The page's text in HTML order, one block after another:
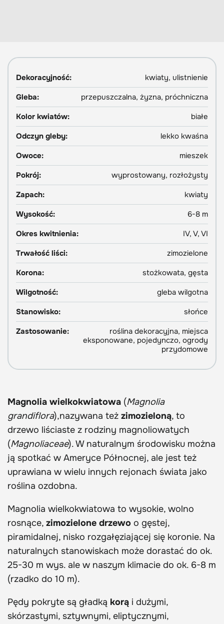
Dekoracyjność:
kwiaty, ulistnienie
Gleba:
przepuszczalna, żyzna, próchniczna
Kolor kwiatów:
białe
Odczyn gleby:
lekko kwaśna
Owoce:
mieszek
Pokrój:
wyprostowany, rozłożysty
Zapach:
kwiaty
Wysokość:
6-8 m
Okres kwitnienia:
IV, V, VI
Trwałość liści:
zimozielone
Korona:
stożkowata, gęsta
Wilgotność:
gleba wilgotna
Stanowisko:
słońce
Zastosowanie:
roślina dekoracyjna, miejsca
eksponowane, pojedynczo, ogrody
przydomowe
Magnolia wielkokwiatowa (Magnolia
grandiflora),nazywana też zimozieloną, to
drzewo liściaste z rodziny magnoliowatych
(Magnoliaceae). W naturalnym środowisku można
ją spotkać w Ameryce Północnej, ale jest też
uprawiana w wielu innych rejonach świata jako
roślina ozdobna.
Magnolia wielkokwiatowa to wysokie, wolno
rosnące, zimozielone drzewo o gęstej,
piramidalnej, nisko rozgałęziającej się koronie. Na
naturalnych stanowiskach może dorastać do ok.
25-30 m wys. ale w naszym klimacie do ok. 6-8 m
(rzadko do 10 m).
Pędy pokryte są gładką korą i dużymi,
skórzastymi, sztywnymi, eliptycznymi,